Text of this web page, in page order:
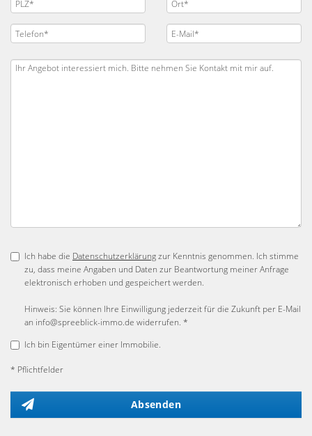
Ich habe die Datenschutzerklärungzur Kenntnis genommen. Ich stimme
zu, dass meine Angaben und Daten zur Beantwortung meiner Anfrage
elektronisch erhoben und gespeichert werden.
Hinweis: Sie können Ihre Einwilligung jederzeit für die Zukunft per E-Mail
an info@spreeblick-immo.de widerrufen. *
Ich bin Eigentümer einer Immobilie.
* Pflichtfelder
Absenden